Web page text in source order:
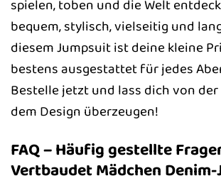
spielen, toben und die Welt
bequem, stylisch, vielseitig und
diesem Jumpsuit ist deine kleine
bestens ausgestattet für jedes
Bestelle jetzt und lass dich von
dem Design überzeugen!
FAQ – Häufig gestellte
Vertbaudet Mädchen